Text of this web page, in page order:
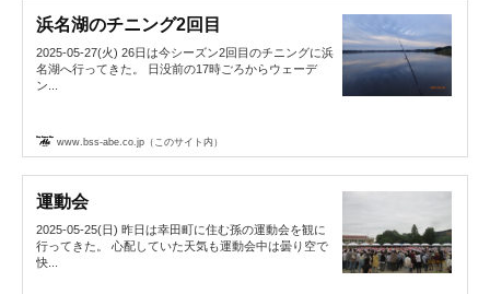
浜名湖のチニング2回目
2025-05-27(火) 26日は今シーズン2回目のチニングに浜
名湖へ行ってきた。 日没前の17時ごろからウェーデ
ン...
www.bss-abe.co.jp（このサイト内）
運動会
2025-05-25(日) 昨日は幸田町に住む孫の運動会を観に
行ってきた。 心配していた天気も運動会中は曇り空で
快...